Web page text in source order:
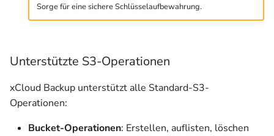
Sorge für eine sichere Schlüsselaufbewahrung.
Unterstützte S3-Operationen
xCloud Backup unterstützt alle Standard-S3-
Operationen:
Bucket-Operationen: Erstellen, auflisten, löschen